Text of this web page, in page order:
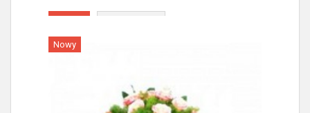
Nowy